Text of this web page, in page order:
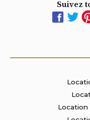
Suivez
Location